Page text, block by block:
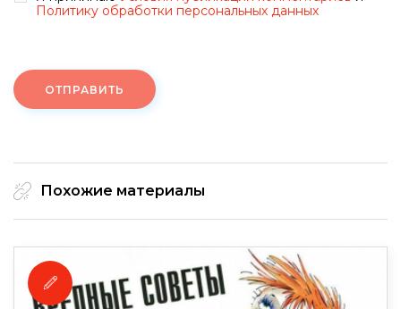
Политику обработки персональных данных
ОТПРАВИТЬ
Похожие материалы